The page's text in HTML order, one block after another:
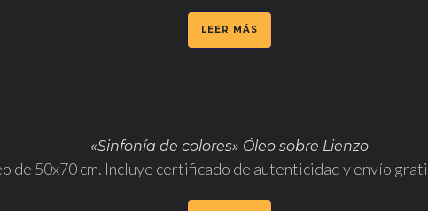
LEER MÁS
«Sinfonía de colores» Óleo sobre Lienzo
de 50x70 cm. Incluye certificado de autenticidad y envío